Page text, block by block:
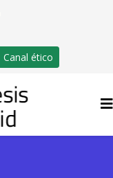
Canal ético